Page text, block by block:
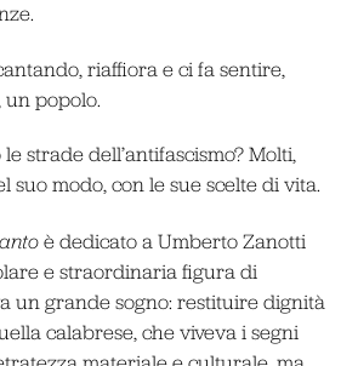
riaffiora e ci fa sentire,
un popolo.
strade dell’antifascismo? Molti,
suo modo, con le sue scelte di vita.
è dedicato a Umberto Zanotti
e straordinaria figura di
un grande sogno: restituire dignità
calabrese, che viveva i segni